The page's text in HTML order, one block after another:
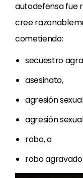
autodefensa fue
cree
cometiendo:
secuestro
asesinato,
agresión
agresión
robo, o
robo agravado.